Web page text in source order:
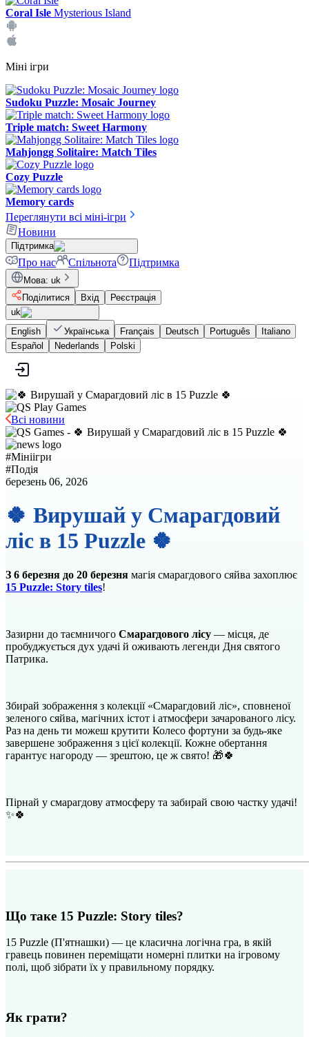
Coral Isle Mysterious Island
Міні ігри
Sudoku Puzzle: Mosaic Journey
Triple match: Sweet Harmony
Mahjongg Solitaire: Match Tiles
Cozy Puzzle
Memory cards
Переглянути всі міні-ігри
Новини
Підтримка
Про нас Спільнота Підтримка
Мова: uk
Поділитися
Вхід
Реєстрація
uk
English
Українська Français Deutsch Português
Italiano
Español
Nederlands Polski
Всі новини
#Мініігри
#Подія
березень 06, 2026
🍀 Вирушай у Смарагдовий
ліс в 15 Puzzle 🍀
З 6 березня до 20 березня магія смарагдового сяйва захоплює
15 Puzzle: Story tiles!
Зазирни до таємничого Смарагдового лісу — місця, де
пробуджується дух удачі й оживають легенди Дня святого
Патрика.
Збирай зображення з колекції «Смарагдовий ліс», сповненої
зеленого сяйва, магічних істот і атмосфери зачарованого лісу.
Раз на день ти можеш крутити Колесо фортуни за будь-яке
завершене зображення з цієї колекції. Кожне обертання
гарантує нагороду — зрештою, це ж свято! 🎁🍀
Пірнай у смарагдову атмосферу та забирай свою частку удачі!
✨🍀
Що таке 15 Puzzle: Story tiles?
15 Puzzle (П'ятнашки) — це класична логічна гра, в якій
гравець повинен переміщати номерні плитки на ігровому
полі, щоб зібрати їх у правильному порядку.
Як грати?